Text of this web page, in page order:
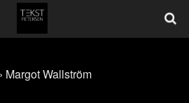
Margot Wallström